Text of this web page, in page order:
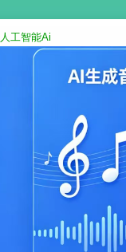
人工智能Ai